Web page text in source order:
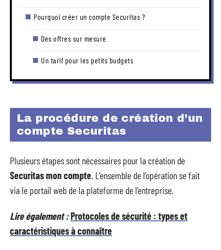
Pourquoi créer un compte Securitas ?
Des offres sur mesure
Un tarif pour les petits budgets
La procédure de création d’un
compte Securitas
Plusieurs étapes sont nécessaires pour la création de
Securitas mon compte . L’ensemble de l’opération se fait
via le portail web de la plateforme de l’entreprise.
Lire également :Protocoles de sécurité : types et
caractéristiques à connaître